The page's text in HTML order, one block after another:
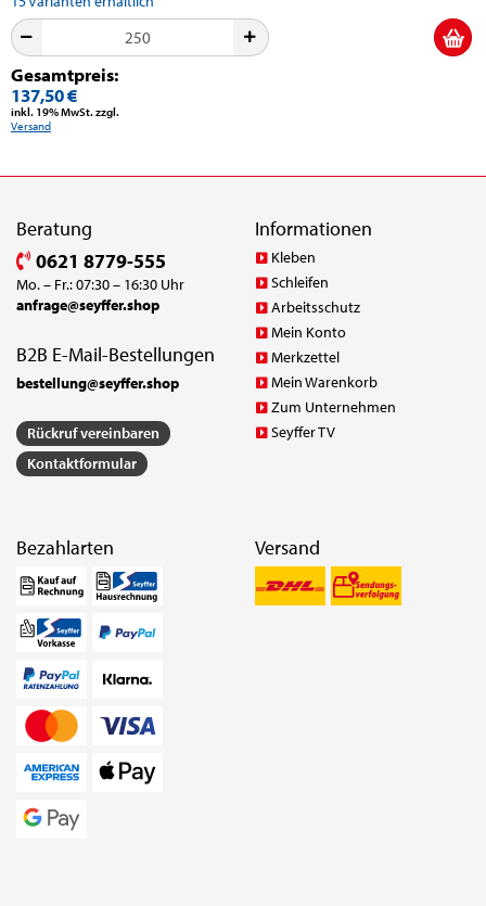
Gesamtpreis:
137,50 €
inkl. 19% MwSt. zzgl.
Versand
Beratung
0621 8779-555
Mo. – Fr.: 07:30 – 16:30 Uhr
anfrage@seyffer.shop
B2B E-Mail-Bestellungen
bestellung@seyffer.shop
Rückruf vereinbaren
Kontaktformular
Informationen
Kleben
Schleifen
Arbeitsschutz
Mein Konto
Merkzettel
Mein Warenkorb
Zum Unternehmen
Seyffer TV
Bezahlarten Versand